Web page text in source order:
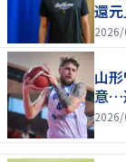
還元
山形
意…